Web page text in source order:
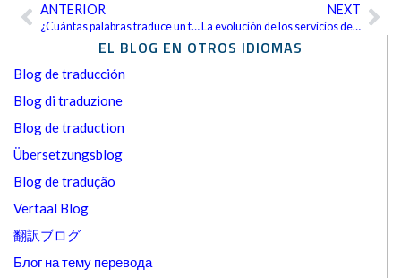
EL BLOG EN OTROS IDIOMAS
Blog de traducción
Blog di traduzione
Blog de traduction
Übersetzungsblog
Blog de tradução
Vertaal Blog
翻訳ブログ
Блог на тему перевода
AntANTERIOR
¿Cuántas palabras traduce un traductor en un día?
NEXT
La evolución de los servicios de interpretación